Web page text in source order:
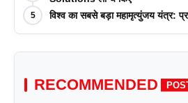
5 विश्व का सबसे बड़ा महामृत्युंजय यंत्र:
RECOMMENDED